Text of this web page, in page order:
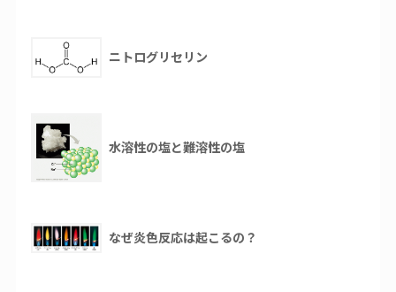
ニトログリセリン
水溶性の塩と難溶性の塩
なぜ炎色反応は起こるの？